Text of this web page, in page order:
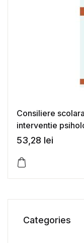
Consiliere
interventie
modelarea
53,28 lei
Categories